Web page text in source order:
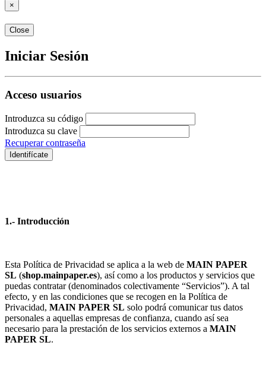
×
Close
Iniciar Sesión
Acceso usuarios
Introduzca su código
Introduzca su clave
Recuperar contraseña
Identifícate
1.- Introducción
Esta Política de Privacidad se aplica a la web de MAIN PAPER
SL (shop.mainpaper.es), así como a los productos y servicios que
puedas contratar (denominados colectivamente “Servicios”). A tal
efecto, y en las condiciones que se recogen en la Política de
Privacidad, MAIN PAPER SL solo podrá comunicar tus datos
personales a aquellas empresas de confianza, cuando así sea
necesario para la prestación de los servicios externos a MAIN
PAPER SL.